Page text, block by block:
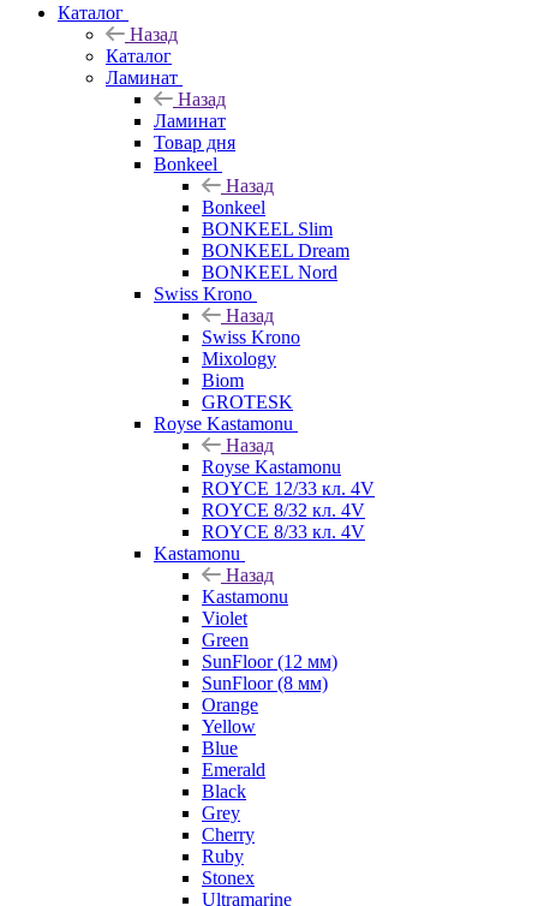
Каталог
Назад
Каталог
Ламинат
Назад
Ламинат
Товар дня
Bonkeel
Назад
Bonkeel
BONKEEL Slim
BONKEEL Dream
BONKEEL Nord
Swiss Krono
Назад
Swiss Krono
Mixology
Biom
GROTESK
Royse Kastamonu
Назад
Royse Kastamonu
ROYCE 12/33 кл. 4V
ROYCE 8/32 кл. 4V
ROYCE 8/33 кл. 4V
Kastamonu
Назад
Kastamonu
Violet
Green
SunFloor (12 мм)
SunFloor (8 мм)
Orange
Yellow
Blue
Emerald
Black
Grey
Cherry
Ruby
Stonex
Ultramarine